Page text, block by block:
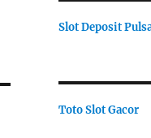
Slot Deposit
Toto Slot Gacor